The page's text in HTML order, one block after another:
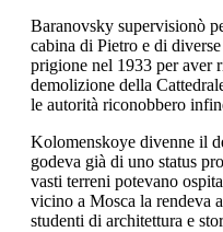
Baranovsky supervisionò
cabina di Pietro e di
prigione nel 1933 per aver
demolizione della
le autorità riconobbero
Kolomenskoye divenne il
godeva già di uno status
vasti terreni potevano
vicino a Mosca la rendeva
studenti di architettura e